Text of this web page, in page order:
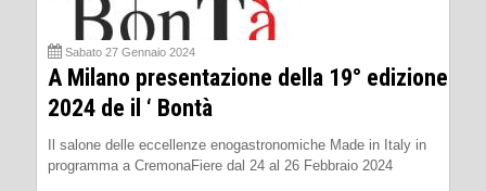
Sabato 27 Gennaio 2024
A Milano presentazione della 19° edizione
2024 de il ‘ Bontà
Il salone delle eccellenze enogastronomiche Made in Italy in
programma a CremonaFiere dal 24 al 26 Febbraio 2024